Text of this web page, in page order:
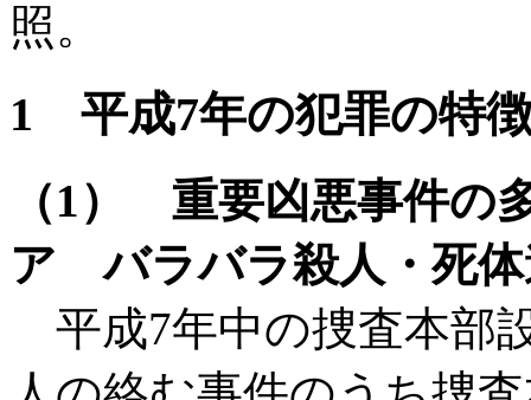
照。
1 平成7年の犯罪の特
（1） 重要凶悪事件の
ア バラバラ殺人・死体
平成7年中の捜査本部